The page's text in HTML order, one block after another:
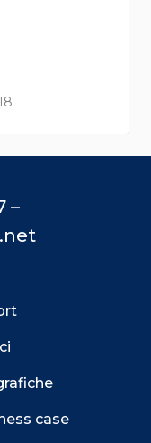
–
case